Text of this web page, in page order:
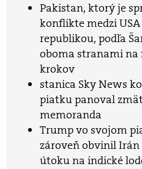
Pakistan, ktorý je
konflikte medzi
republikou, podľa
oboma stranami
krokov
stanica Sky News
piatku panoval
memoranda
Trump vo svojom
zároveň obvinil Irán
útoku na indické